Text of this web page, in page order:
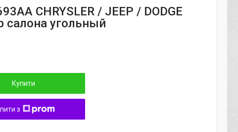
CHRYSLER / JEEP / DODGE
салона угольный
Купити
з